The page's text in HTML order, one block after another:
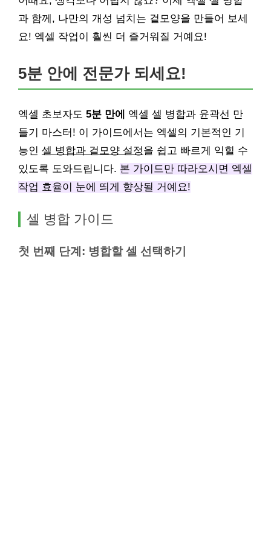
과 함께, 나만의 개성 넘치는 겉모양을 만들어 보세
요! 엑셀 작업이 훨씬 더 즐거워질 거예요!
5분 안에 전문가 되세요!
엑셀 초보자도 5분 만에
엑셀 셀 병합과 윤곽선 만
들기 마스터! 이 가이드에서는 엑셀의 기본적인 기
능인 셀 병합과 겉모양 설정을 쉽고 빠르게 익힐 수
있도록 도와드립니다. 본 가이드만 따라오시면 엑셀
작업 효율이 눈에 띄게 향상될 거예요!
셀 병합 가이드
첫 번째 단계: 병합할 셀 선택하기